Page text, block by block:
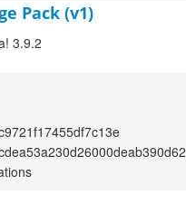
Pack (v1)
3.9.2